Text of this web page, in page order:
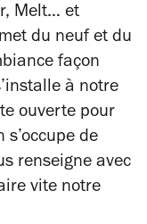
Melt… et
du neuf et du
façon
à notre
ouverte pour
s’occupe de
renseigne avec
vite notre